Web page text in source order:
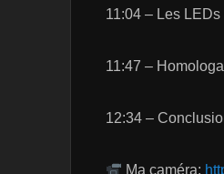
11:04 – Les
11:47 –
12:34 –
Ma caméra: